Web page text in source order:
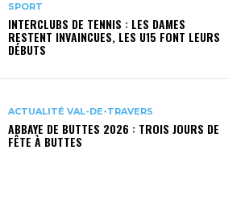
SPORT
INTERCLUBS DE TENNIS : LES DAMES
RESTENT INVAINCUES, LES U15 FONT LEURS
DÉBUTS
ACTUALITÉ VAL-DE-TRAVERS
ABBAYE DE BUTTES 2026 : TROIS JOURS DE
FÊTE À BUTTES